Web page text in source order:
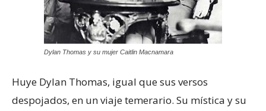
Dylan Thomas y su mujer Caitlin Macnamara
Huye Dylan Thomas, igual que sus versos
despojados, en un viaje temerario. Su mística y su